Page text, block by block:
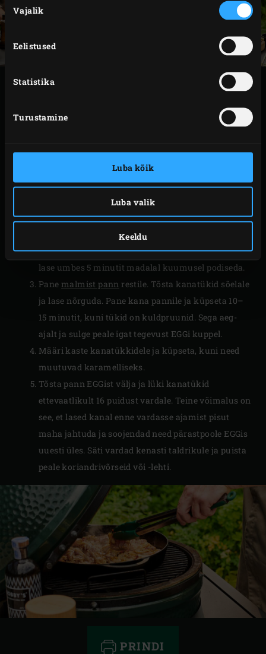
valikVajalik
Eelistused
Statistika
Turustamine
Luba kõik
Luba valik
Keeldu
Süüta Big Green Eggis
ja kuumuta EGG koos
°C.
Vahepeal valmista kaste. Poolita tšillikaun,
eemalda seemned ja sisu ning haki kaun peeneks.
Kaabi lusikaga sidrunisektoritest viljaliha välja ja
viska minema. Haki sidruni kooreosa võimalikult
peeneks. Koori ingver ja riivi peeneks. Aja kõik
kastme komponendid keema. Keera kuumus alla ja
lase umbes 5 minutit madalal kuumusel podiseda.
Pane malmist pann restile. Tõsta kanatükid sõelale
ja lase nõrguda. Pane kana pannile ja küpseta 10–
15 minutit, kuni tükid on kuldpruunid. Sega aeg-
ajalt ja sulge peale igat tegevust EGGi kuppel.
Määri kaste kanatükkidele ja küpseta, kuni need
muutuvad karamelliseks.
Tõsta pann EGGist välja ja lüki kanatükid
ettevaatlikult 16 puidust vardale. Teine võimalus on
see, et lased kanal enne vardasse ajamist pisut
maha jahtuda ja soojendad need pärastpoole EGGis
uuesti üles. Säti vardad kenasti taldrikule ja puista
peale koriandrivõrseid või -lehti.
PRINDI